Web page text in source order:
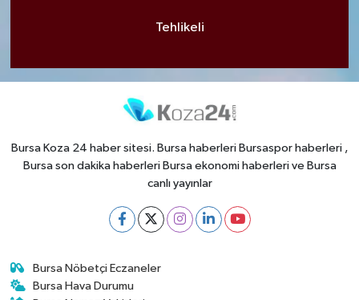
Tehlikeli
Bursa Koza 24 haber sitesi. Bursa haberleri Bursaspor haberleri ,
Bursa son dakika haberleri Bursa ekonomi haberleri ve Bursa
canlı yayınlar
Bursa Nöbetçi Eczaneler
Bursa Hava Durumu